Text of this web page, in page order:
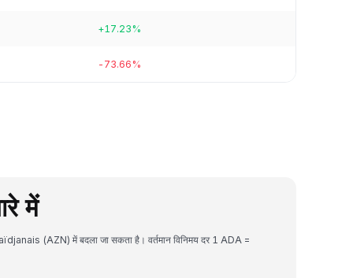
+17.23%
-73.66%
में
(AZN) में बदला जा सकता है। वर्तमान विनिमय दर 1 ADA =